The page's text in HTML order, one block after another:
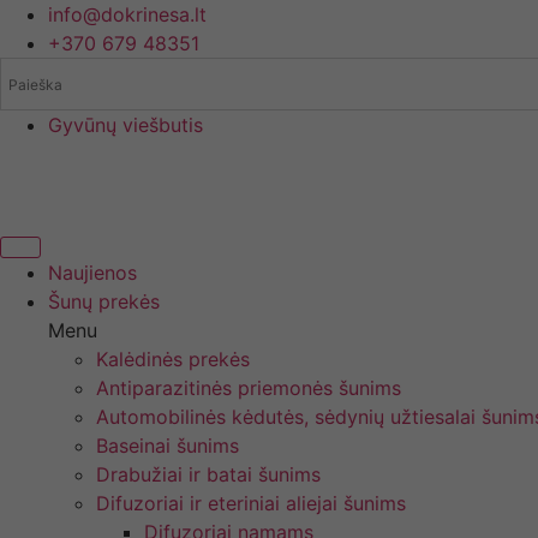
prie
info@dokrinesa.lt
+370 679 48351
Gyvūnų viešbutis
Naujienos
Šunų prekės
Menu
Kalėdinės prekės
Antiparazitinės priemonės šunims
Automobilinės kėdutės, sėdynių užtiesalai
Baseinai šunims
Drabužiai ir batai šunims
Difuzoriai ir eteriniai aliejai šunims
Difuzoriai namams